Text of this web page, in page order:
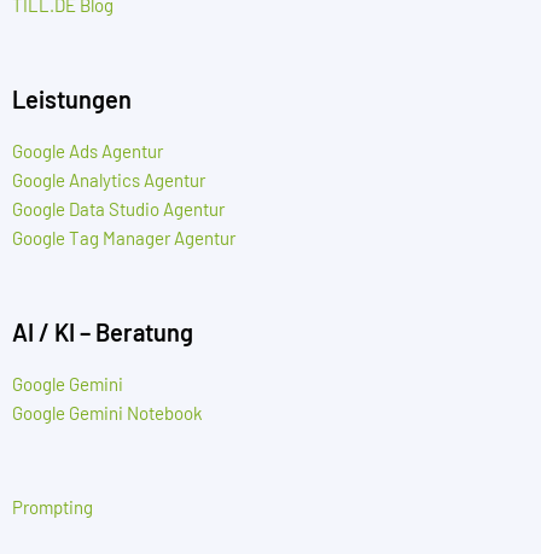
TILL.DE Blog
Leistungen
Google Ads Agentur
Google Analytics Agentur
Google Data Studio Agentur
Google Tag Manager Agentur
AI / KI – Beratung
Google Gemini
Google Gemini Notebook
Prompting